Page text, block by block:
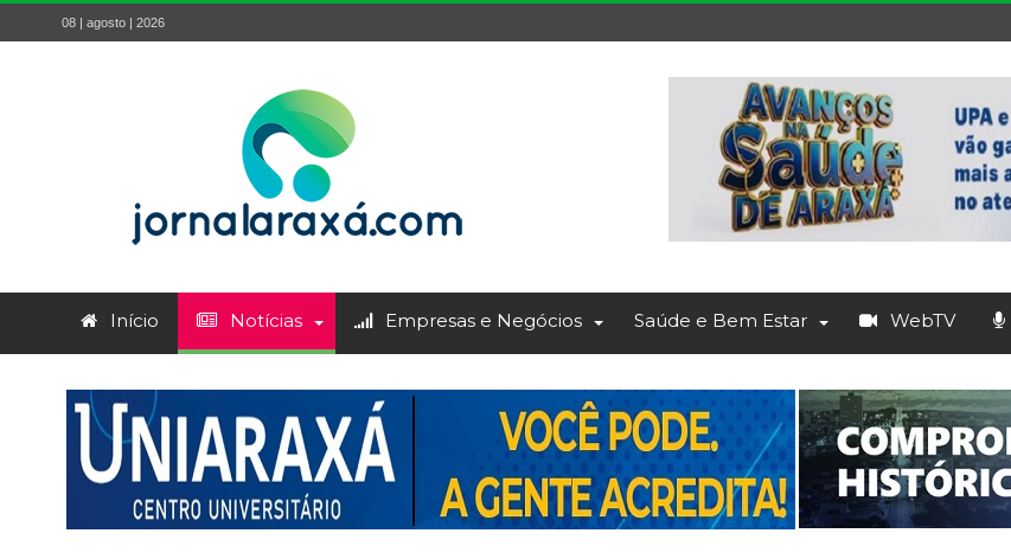
08 | agosto | 2026
Início Notícias Empresas e Negócios Saúde e Bem Estar WebTV